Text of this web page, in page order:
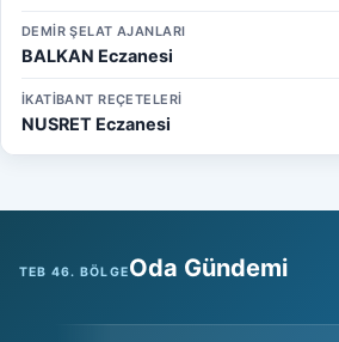
DEMİR ŞELAT AJANLARI
BALKAN Eczanesi
İKATİBANT REÇETELERİ
NUSRET Eczanesi
TEB 46. BÖLGEOda Gündemi